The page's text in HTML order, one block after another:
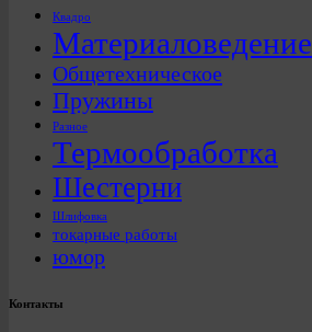
Квадро
Материаловедение
Общетехническое
Пружины
Разное
Термообработка
Шестерни
Шлифовка
токарные работы
юмор
Контакты